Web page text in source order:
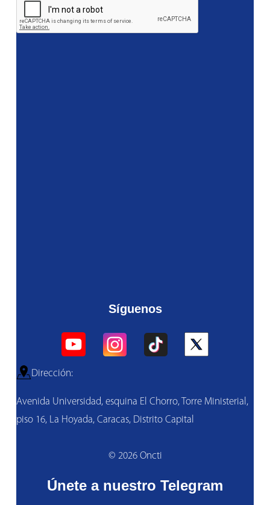
Síguenos
Dirección:
Avenida Universidad, esquina El Chorro, Torre Ministerial,
piso 16, La Hoyada, Caracas, Distrito Capital
© 2026 Oncti
Únete a nuestro Telegram